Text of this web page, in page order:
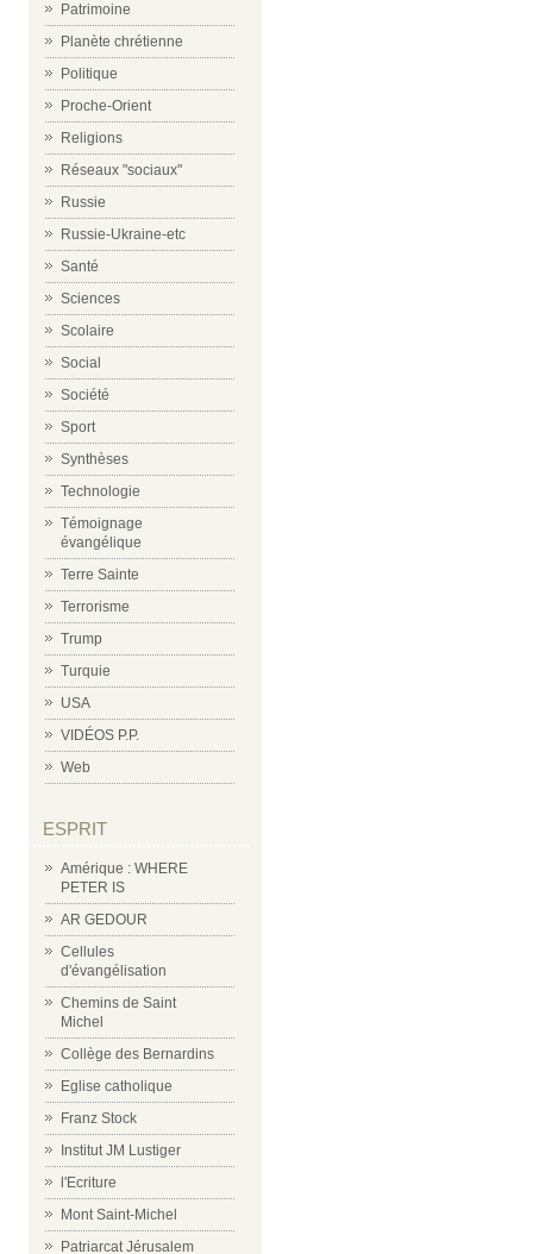
Patrimoine
Planète chrétienne
Politique
Proche-Orient
Religions
Réseaux "sociaux"
Russie
Russie-Ukraine-etc
Santé
Sciences
Scolaire
Social
Société
Sport
Synthèses
Technologie
Témoignage
évangélique
Terre Sainte
Terrorisme
Trump
Turquie
USA
VIDÉOS P.P.
Web
ESPRIT
Amérique : WHERE
PETER IS
AR GEDOUR
Cellules
d'évangélisation
Chemins de Saint
Michel
Collège des Bernardins
Eglise catholique
Franz Stock
Institut JM Lustiger
l'Ecriture
Mont Saint-Michel
Patriarcat Jérusalem